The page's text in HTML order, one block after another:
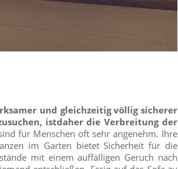
und gleichzeitig völlig sicherer
istdaher die Verbreitung der
für Menschen oft sehr angenehm. Ihre
im Garten bietet Sicherheit für die
mit einem auffälligen Geruch nach